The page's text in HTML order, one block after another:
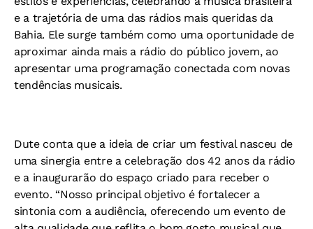
e a trajetória de uma das rádios mais queridas da
Bahia. Ele surge também como uma oportunidade de
aproximar ainda mais a rádio do público jovem, ao
apresentar uma programação conectada com novas
tendências musicais.
Dute conta que a ideia de criar um festival nasceu de
uma sinergia entre a celebração dos 42 anos da rádio
e a inaugurarão do espaço criado para receber o
evento. “Nosso principal objetivo é fortalecer a
sintonia com a audiência, oferecendo um evento de